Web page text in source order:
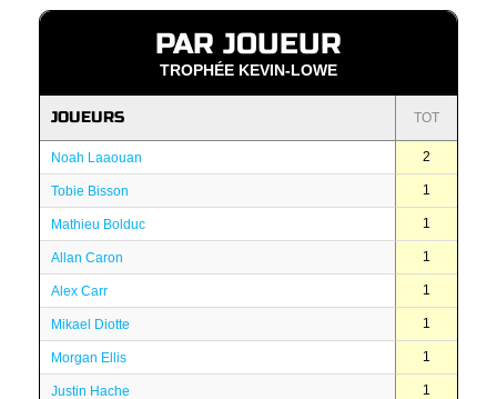
PAR JOUEUR
TROPHÉE KEVIN-LOWE
JOUEURS TOT
Noah Laaouan 2
Tobie Bisson 1
Mathieu Bolduc 1
Allan Caron 1
Alex Carr 1
Mikael Diotte 1
Morgan Ellis 1
Justin Hache 1